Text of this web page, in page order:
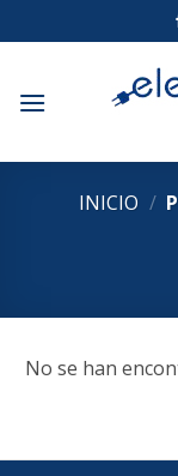
al
INICIO /
No se han